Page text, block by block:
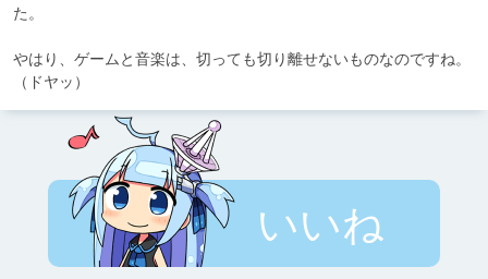
た。
やはり、ゲームと音楽は、切っても切り離せないものなのですね。
（ドヤッ）
いいね